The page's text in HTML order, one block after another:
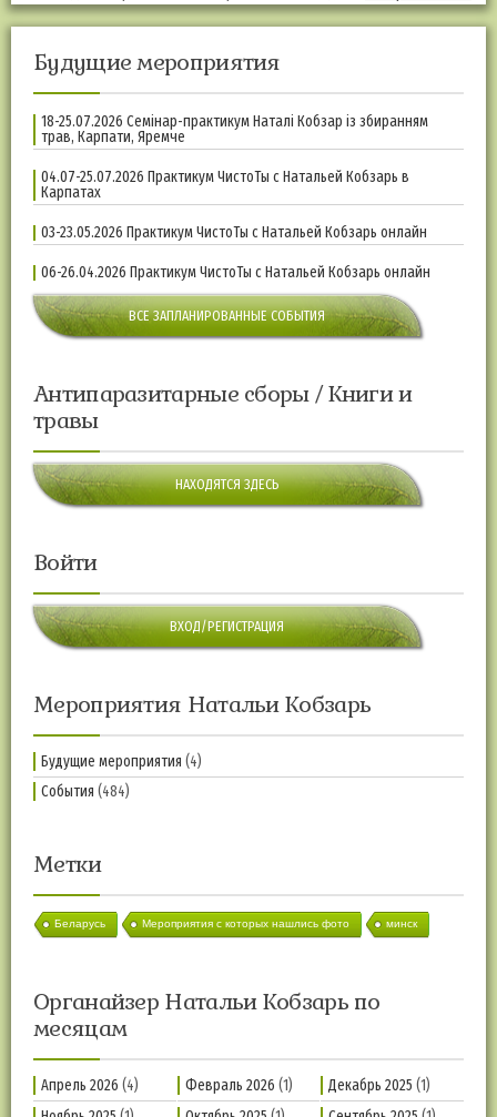
Будущие мероприятия
18-25.07.2026 Семінар-практикум Наталі Кобзар із збиранням
трав, Карпати, Яремче
04.07-25.07.2026 Практикум ЧистоТы с Натальей Кобзарь в
Карпатах
03-23.05.2026 Практикум ЧистоТы с Натальей Кобзарь онлайн
06-26.04.2026 Практикум ЧистоТы с Натальей Кобзарь онлайн
ВСЕ ЗАПЛАНИРОВАННЫЕ СОБЫТИЯ
Антипаразитарные сборы / Книги и
травы
НАХОДЯТСЯ ЗДЕСЬ
Войти
ВХОД/РЕГИСТРАЦИЯ
Мероприятия Натальи Кобзарь
Будущие мероприятия (4)
События (484)
Метки
Беларусь Мероприятия с которых нашлись фото минск
Органайзер Натальи Кобзарь по
месяцам
Апрель 2026 (4) Февраль 2026 (1) Декабрь 2025 (1)